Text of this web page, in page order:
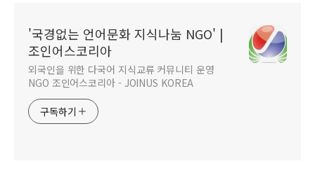
'국경없는 언어문화 지식나눔 NGO' |
조인어스코리아
외국인을 위한 다국어 지식교류 커뮤니티 운영
NGO 조인어스코리아 - JOINUS KOREA
구독하기